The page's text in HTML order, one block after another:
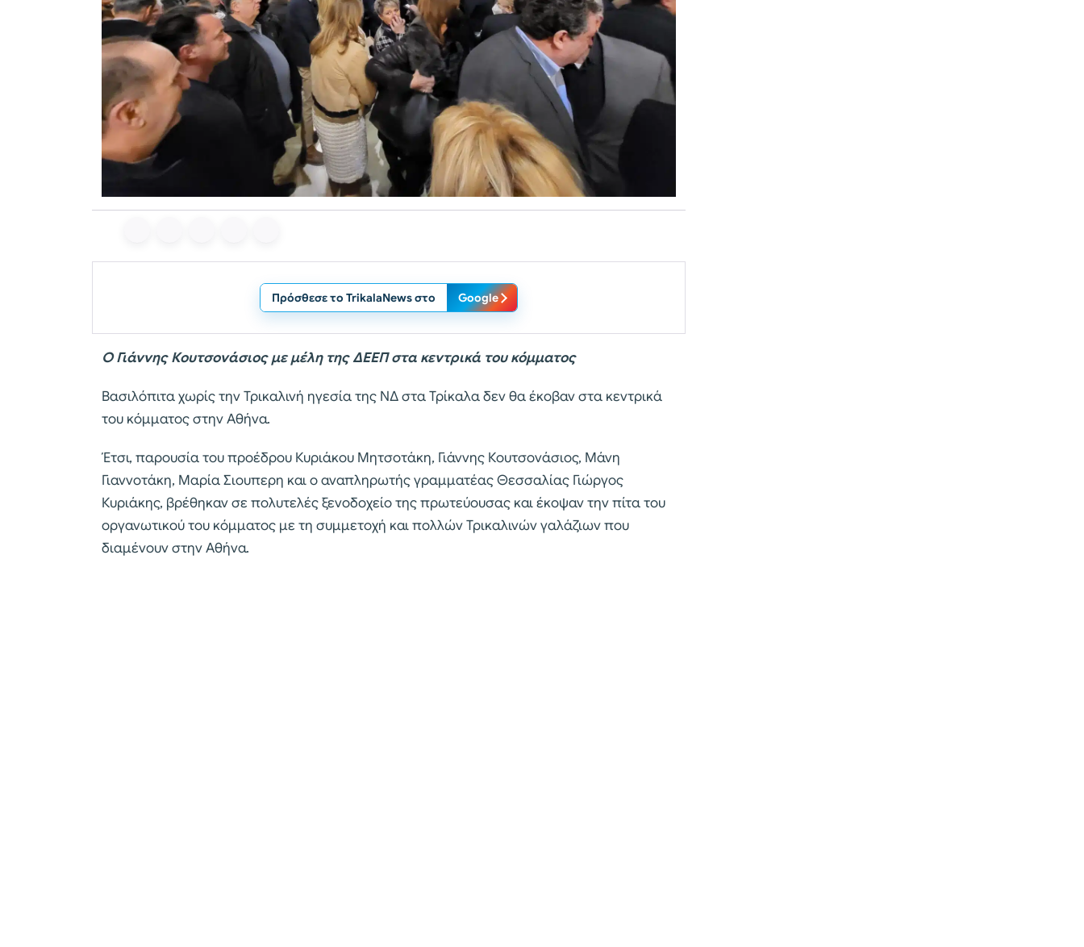
Πρόσθεσε το TrikalaNews στο Google
Ο Γιάννης Κουτσονάσιος με μέλη της ΔΕΕΠ στα κεντρικά του κόμματος
Βασιλόπιτα χωρίς την Τρικαλινή ηγεσία της ΝΔ στα Τρίκαλα δεν θα έκοβαν στα κεντρικά
του κόμματος στην Αθήνα.
Έτσι, παρουσία του προέδρου Κυριάκου Μητσοτάκη, Γιάννης Κουτσονάσιος, Μάνη
Γιαννοτάκη, Μαρία Σιουπερη και ο αναπληρωτής γραμματέας Θεσσαλίας Γιώργος
Κυριάκης, βρέθηκαν σε πολυτελές ξενοδοχείο της πρωτεύουσας και έκοψαν την πίτα του
οργανωτικού του κόμματος με τη συμμετοχή και πολλών Τρικαλινών γαλάζιων που
διαμένουν στην Αθήνα.